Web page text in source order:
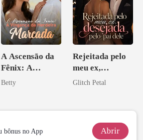
A Ascensão da
Fênix: A
Vingança da
Betty
Rejeitada pelo
meu ex,
desejada pelo
Glitch Petal
bônus no App Abrir